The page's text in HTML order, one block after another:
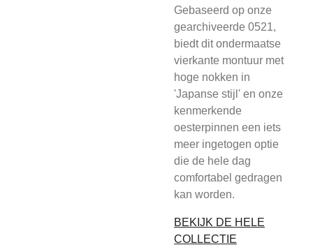
Gebaseerd op onze
gearchiveerde 0521,
biedt dit ondermaatse
vierkante montuur met
hoge nokken in
'Japanse stijl' en onze
kenmerkende
oesterpinnen een iets
meer ingetogen optie
die de hele dag
comfortabel gedragen
kan worden.
BEKIJK DE HELE
COLLECTIE